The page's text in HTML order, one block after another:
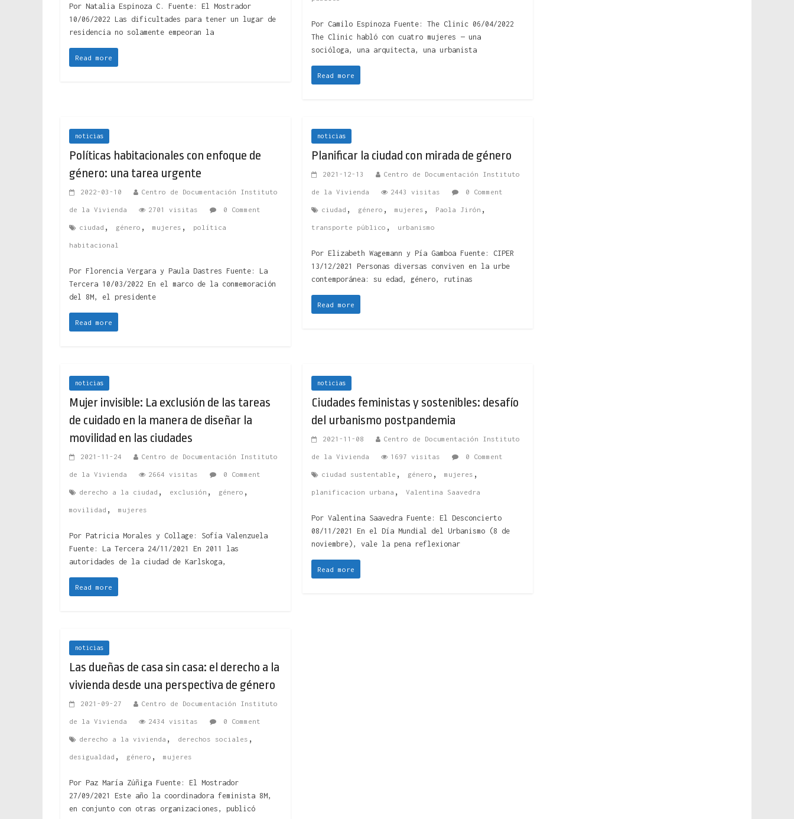
Por Natalia Espinoza C. Fuente: El Mostrador
10/06/2022 Las dificultades para tener un lugar de
residencia no solamente empeoran la
Read more
Por Camilo Espinoza Fuente: The Clinic 06/04/2022
The Clinic habló con cuatro mujeres — una
socióloga, una arquitecta, una urbanista
Read more
noticias
Políticas habitacionales con enfoque de
género: una tarea urgente
2022-03-10 Centro de Documentación Instituto
de la Vivienda 2701 visitas 0 Comment
ciudad , género , mujeres , política
habitacional
Por Florencia Vergara y Paula Dastres Fuente: La
Tercera 10/03/2022 En el marco de la conmemoración
del 8M, el presidente
Read more
noticias
Planificar la ciudad con mirada de género
2021-12-13 Centro de Documentación Instituto
de la Vivienda 2443 visitas 0 Comment
ciudad , género ,mujeres , Paola Jirón ,
transporte público , urbanismo
Por Elizabeth Wagemann y Pía Gamboa Fuente: CIPER
13/12/2021 Personas diversas conviven en la urbe
contemporánea: su edad, género, rutinas
Read more
noticias
Mujer invisible: La exclusión de las tareas
de cuidado en la manera de diseñar la
movilidad en las ciudades
2021-11-24 Centro de Documentación Instituto
de la Vivienda 2664 visitas 0 Comment
derecho a la ciudad , exclusión , género ,
movilidad , mujeres
Por Patricia Morales y Collage: Sofía Valenzuela
Fuente: La Tercera 24/11/2021 En 2011 las
autoridades de la ciudad de Karlskoga,
Read more
noticias
Ciudades feministas y sostenibles: desafío
del urbanismo postpandemia
2021-11-08 Centro de Documentación Instituto
de la Vivienda 1697 visitas 0 Comment
ciudad sustentable , género ,mujeres ,
planificacion urbana ,Valentina Saavedra
Por Valentina Saavedra Fuente: El Desconcierto
08/11/2021 En el Día Mundial del Urbanismo (8 de
noviembre), vale la pena reflexionar
Read more
noticias
Las dueñas de casa sin casa: el derecho a la
vivienda desde una perspectiva de género
2021-09-27 Centro de Documentación Instituto
de la Vivienda 2434 visitas 0 Comment
derecho a la vivienda , derechos sociales ,
desigualdad , género , mujeres
Por Paz María Zúñiga Fuente: El Mostrador
27/09/2021 Este año la coordinadora feminista 8M,
en conjunto con otras organizaciones, publicó